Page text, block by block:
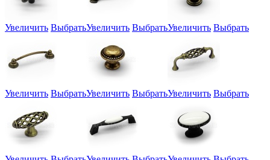
Увеличить ВыбратьУвеличить ВыбратьУвеличить Выбрать
Увеличить ВыбратьУвеличить ВыбратьУвеличить Выбрать